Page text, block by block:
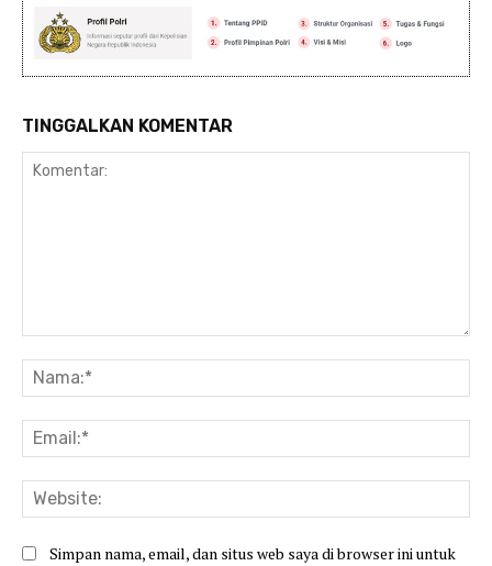
TINGGALKAN KOMENTAR
Simpan nama, email, dan situs web saya di browser ini untuk